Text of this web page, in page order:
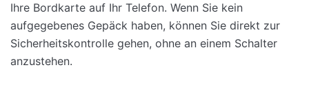
Ihre Bordkarte auf Ihr Telefon. Wenn Sie kein
aufgegebenes Gepäck haben, können Sie direkt zur
Sicherheitskontrolle gehen, ohne an einem Schalter
anzustehen.